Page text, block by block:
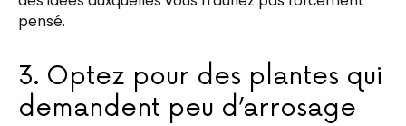
pensé.
3. Optez pour des plantes qui
demandent peu d’arrosage